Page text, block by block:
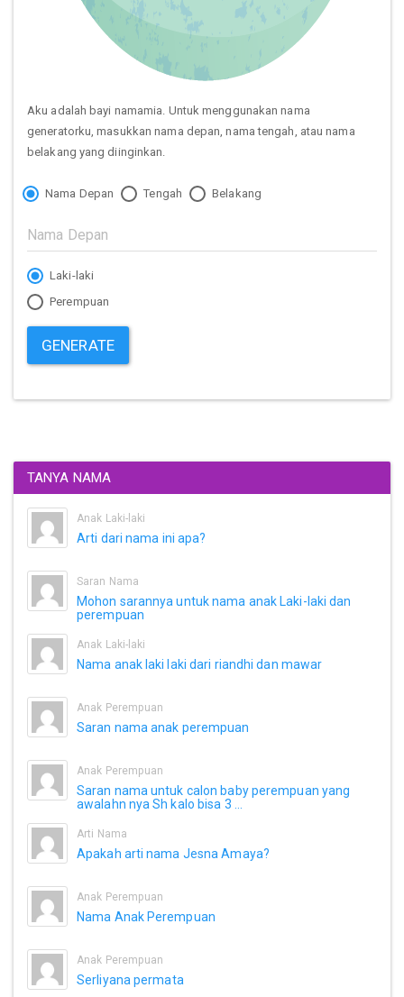
Aku adalah bayi namamia. Untuk menggunakan nama
generatorku, masukkan nama depan, nama tengah, atau nama
belakang yang diinginkan.
Nama Depan Tengah Belakang
Laki-laki
Perempuan
GENERATE
TANYA NAMA
Anak Laki-laki
Arti dari nama ini apa?
Saran Nama
Mohon sarannya untuk nama anak Laki-laki dan
perempuan
Anak Laki-laki
Nama anak laki laki dari riandhi dan mawar
Anak Perempuan
Saran nama anak perempuan
Anak Perempuan
Saran nama untuk calon baby perempuan yang
awalahn nya Sh kalo bisa 3 ...
Arti Nama
Apakah arti nama Jesna Amaya?
Anak Perempuan
Nama Anak Perempuan
Anak Perempuan
Serliyana permata